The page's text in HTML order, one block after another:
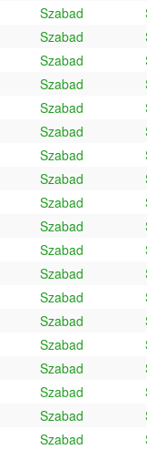
Szabad
Szabad
Szabad
Szabad
Szabad
Szabad
Szabad
Szabad
Szabad
Szabad
Szabad
Szabad
Szabad
Szabad
Szabad
Szabad
Szabad
Szabad
Szabad